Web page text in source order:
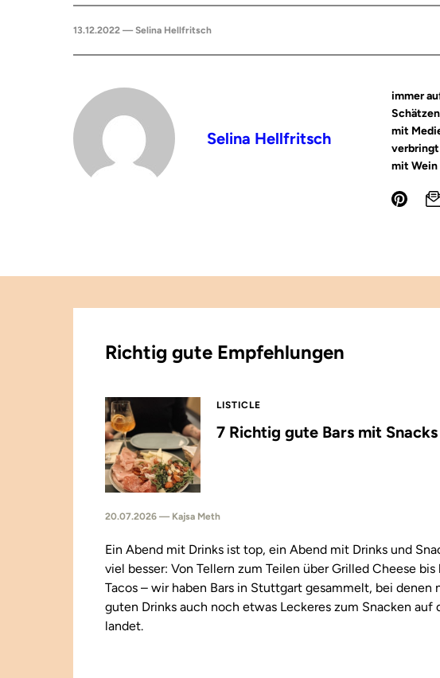
13.12.2022 — Selina Hellfritsch
Selina Hellfritsch
immer
mit
verbringt
mit Wein
Richtig gute Empfehlungen
LISTICLE
7 Richtig gute Bars mit Snacks
20.07.2026 — Kajsa Meth
Ein Abend mit Drinks ist top, ein Abend mit Drinks und
viel besser: Von Tellern zum Teilen über Grilled Cheese bis
Tacos – wir haben Bars in Stuttgart gesammelt, bei denen
guten Drinks auch noch etwas Leckeres zum Snacken auf
landet.